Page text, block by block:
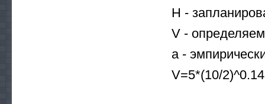
Н -
V -
a -
V=5*(10/